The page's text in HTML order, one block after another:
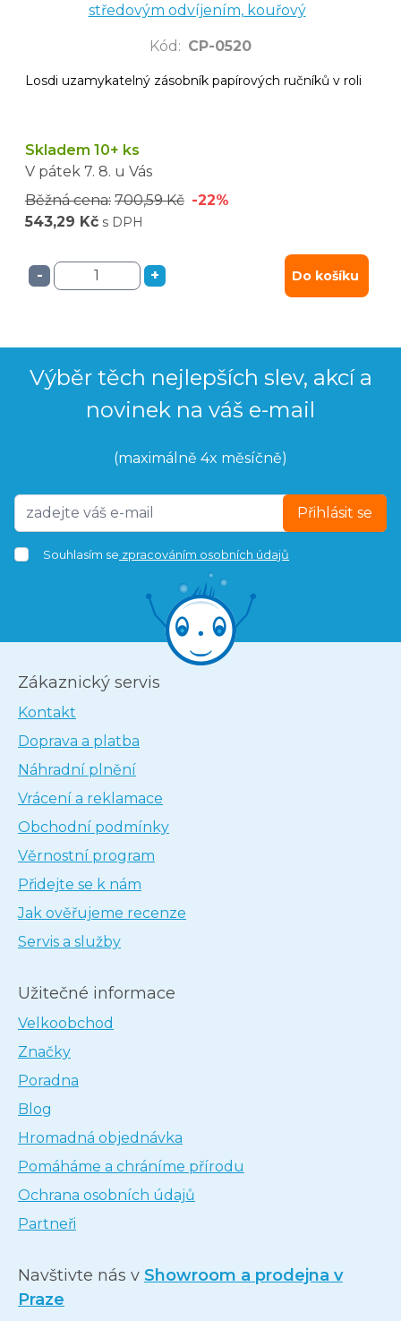
středovým odvíjením, kouřový
Kód : CP-0520
Losdi uzamykatelný zásobník papírových ručníků v roli
Skladem 10+ ks
V pátek 7. 8. u Vás
Běžná cena: 700,59 Kč -22%
543,29 Kč s DPH
- + Do košíku
Výběr těch nejlepších slev, akcí a
novinek na váš e-mail
(maximálně 4x měsíčně)
Přihlásit se
Souhlasím se zpracováním osobních údajů
Zákaznický servis
Kontakt
Doprava a platba
Náhradní plnění
Vrácení a reklamace
Obchodní podmínky
Věrnostní program
Přidejte se k nám
Jak ověřujeme recenze
Servis a služby
Užitečné informace
Velkoobchod
Značky
Poradna
Blog
Hromadná objednávka
Pomáháme a chráníme přírodu
Ochrana osobních údajů
Partneři
Navštivte nás v Showroom a prodejna v
Praze